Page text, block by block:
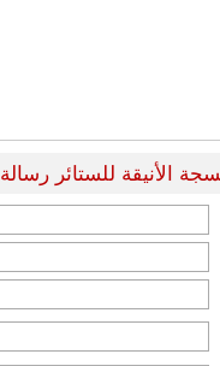
الأنيقة للستائر رسالة